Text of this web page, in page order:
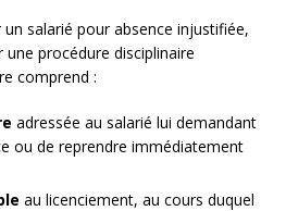
salarié pour absence injustifiée,
une procédure disciplinaire
comprend :
adressée au salarié lui demandant
ou de reprendre immédiatement
au licenciement, au cours duquel